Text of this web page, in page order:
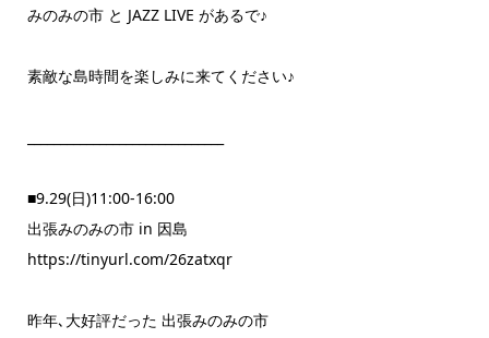
みのみの市 と JAZZ LIVE があるで♪
素敵な島時間を楽しみに来てください♪
■9.29(日)11:00-16:00
出張みのみの市 in 因島
https://tinyurl.com/26zatxqr
昨年､大好評だった 出張みのみの市